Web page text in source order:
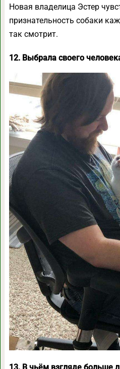
Новая владелица Эстер
признательность собаки
так смотрит.
12. Выбрала своего
13. В чьём взгляде больше